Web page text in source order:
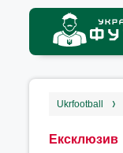
ukrfootball
Ексклюзив